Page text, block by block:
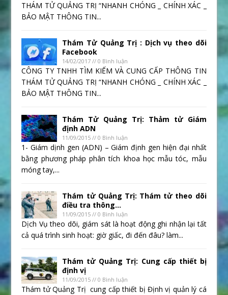
THÁM TỬ QUẢNG TRỊ “NHANH CHÓNG _ CHÍNH XÁC _
BẢO MẬT THÔNG TIN...
Thám Tử Quảng Trị : Dịch vụ theo dõi
Facebook
14/02/2017 // 0 Bình luận
CÔNG TY TNHH TÌM KIẾM VÀ CUNG CẤP THÔNG TIN
THÁM TỬ QUẢNG TRỊ “NHANH CHÓNG _ CHÍNH XÁC _
BẢO MẬT THÔNG TIN...
Thám Tử Quảng Trị: Thảm tử Giám
định ADN
11/09/2015 // 0 Bình luận
1- Giám dịnh gen (ADN) – Giám định gen hiện đại nhất
bằng phương pháp phân tích khoa học mẫu tóc, mẫu
móng tay,...
Thám tử Quảng Trị: Thám tử theo dõi
điều tra thông...
11/09/2015 // 0 Bình luận
Dịch Vụ theo dõi, giám sát là hoạt động ghi nhận lại tất
cả quá trình sinh hoạt: giờ giấc, đi đến đâu? làm...
Thám tử Quảng Trị: Cung cấp thiết bị
định vị
11/09/2015 // 0 Bình luận
Thám tử Quảng Trị cung cấp thiết bị Định vị quản lý cá